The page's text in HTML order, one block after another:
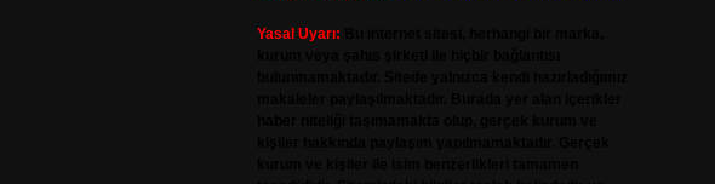
Yasal Uyarı: